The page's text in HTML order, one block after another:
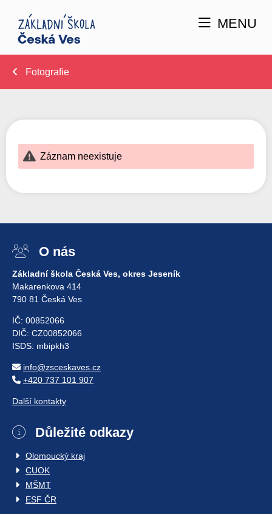
MENU
Fotografie
Záznam neexistuje
O nás
Základní škola Česká Ves, okres Jeseník
Makarenkova 414
790 81 Česká Ves
IČ: 00852066
DIČ: CZ00852066
ISDS: mbipkh3
info@zsceskaves.cz
+420 737 101 907
Další kontakty
Důležité odkazy
Olomoucký kraj
CUOK
MŠMT
ESF ČR